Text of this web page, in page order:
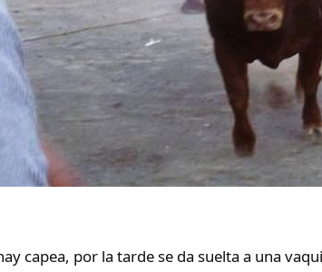
capea, por la tarde se da suelta a una